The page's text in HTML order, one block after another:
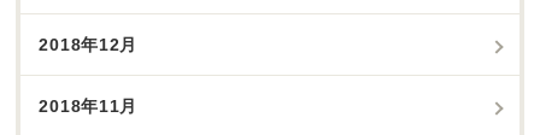
2018年12月
2018年11月